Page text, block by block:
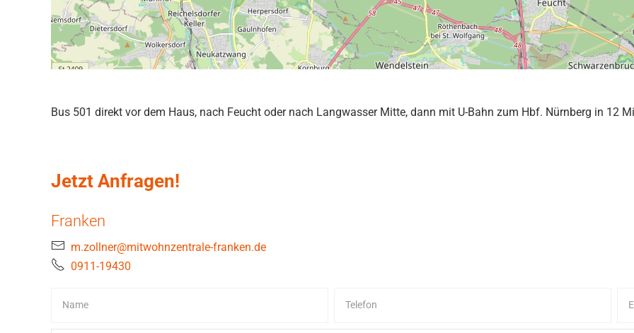
Bus 501 direkt vor dem Haus, nach Feucht oder nach Langwasser Mitte, dann mit U-Bahn zum Hbf. Nürnberg in 12
Jetzt Anfragen!
Franken
m.zollner@mitwohnzentrale-franken.de
0911-19430